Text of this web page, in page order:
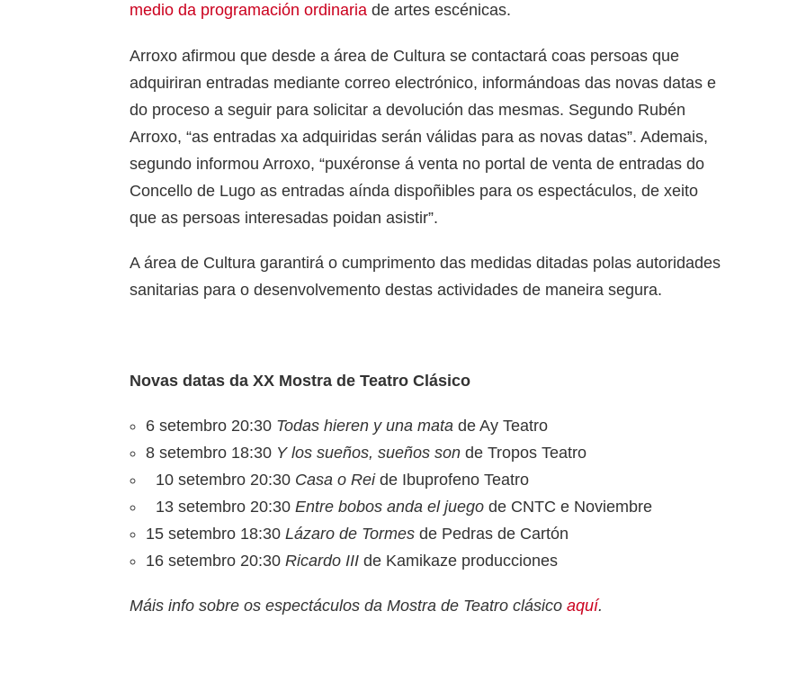
medio da programación ordinaria de artes escénicas.
Arroxo afirmou que desde a área de Cultura se contactará coas persoas que
adquiriran entradas mediante correo electrónico, informándoas das novas datas e
do proceso a seguir para solicitar a devolución das mesmas. Segundo Rubén
Arroxo, “as entradas xa adquiridas serán válidas para as novas datas”. Ademais,
segundo informou Arroxo, “puxéronse á venta no portal de venta de entradas do
Concello de Lugo as entradas aínda dispoñibles para os espectáculos, de xeito
que as persoas interesadas poidan asistir”.
A área de Cultura garantirá o cumprimento das medidas ditadas polas autoridades
sanitarias para o desenvolvemento destas actividades de maneira segura.
Novas datas da XX Mostra de Teatro Clásico
6 setembro 20:30 Todas hieren y una mata de Ay Teatro
8 setembro 18:30 Y los sueños, sueños son de Tropos Teatro
10 setembro 20:30 Casa o Reide Ibuprofeno Teatro
13 setembro 20:30 Entre bobos anda el juego de CNTC e Noviembre
15 setembro 18:30 Lázaro de Tormes de Pedras de Cartón
16 setembro 20:30 Ricardo III de Kamikaze producciones
Máis info sobre os espectáculos da Mostra de Teatro clásico aquí.